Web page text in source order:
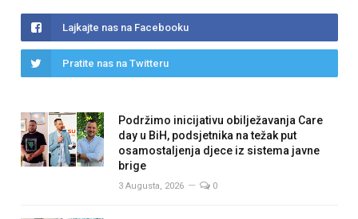
Lajkajte nas na Facebooku
Pratite nas na Twitteru
Podržimo inicijativu obilježavanja Care
day u BiH, podsjetnika na težak put
osamostaljenja djece iz sistema javne
brige
3 Augusta, 2026 0